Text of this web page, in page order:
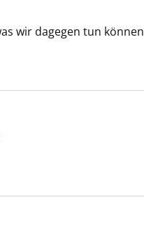
wir dagegen tun können